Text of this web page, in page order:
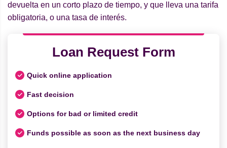
devuelta en un corto plazo de tiempo, y que lleva una tarifa
obligatoria, o una tasa de interés.
Loan Request Form
Quick online application
Fast decision
Options for bad or limited credit
Funds possible as soon as the next business day